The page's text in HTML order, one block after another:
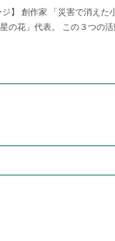
ジ】 創作家 「災害で消え
の花」代表。 この３つの